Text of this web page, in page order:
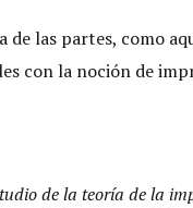
de las partes, como
con la noción de
de la teoría de la